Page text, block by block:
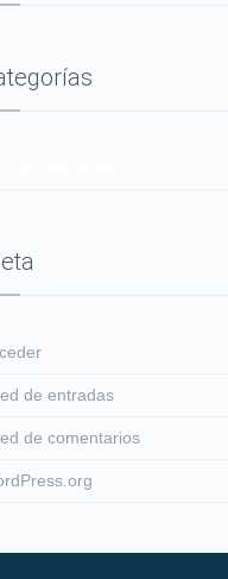
de entradas
de comentarios